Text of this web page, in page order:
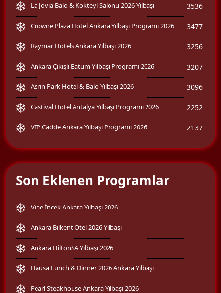
La Jovia Balo & Kokteyl Salonu 2026 Yılbaşı 3536
Crowne Plaza Hotel Ankara Yılbaşı Programı 2026 3477
Raymar Hotels Ankara Yılbaşı 2026 3256
Ankara Çıkışlı Batum Yılbaşı Programı 2026 3207
Asrın Park Hotel & Balo Yılbaşı 2026 3096
Castival Hotel Antalya Yılbaşı Programı 2026 2252
VIP Cadde Ankara Yılbaşı Programı 2026 2137
Son Eklenen Programlar
Vibe İncek Ankara Yılbaşı 2026
Ankara Bilkent Otel 2026 Yılbaşı
Ankara HiltonSA Yılbaşı 2026
Hausa Lunch & Dinner 2026 Ankara Yılbaşı
Pearl Steakhouse Ankara Yılbaşı 2026